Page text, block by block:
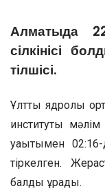
Алматыда
сілкінісі
тілшісі.
Ұлттық ядролық
институты мәлім
уақытымен
тіркелген.
балды құрады.